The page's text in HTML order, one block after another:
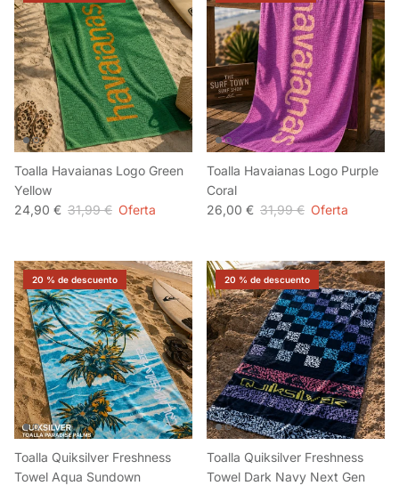
Toalla Havaianas Logo Green
Yellow
24,90 € 31,99 € Oferta
Toalla Havaianas Logo Purple
Coral
26,00 € 31,99 € Oferta
20 % de descuento
Toalla Quiksilver Freshness
Towel Aqua Sundown
20 % de descuento
Toalla Quiksilver Freshness
Towel Dark Navy Next Gen